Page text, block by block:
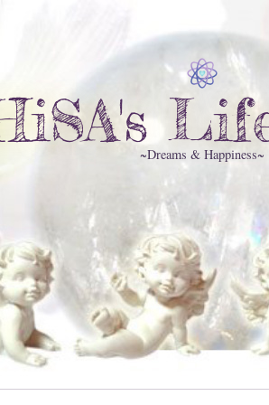
~Dreams & Happiness~